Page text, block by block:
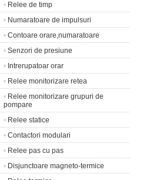
• Relee de timp
• Numaratoare de impulsuri
• Contoare orare,numaratoare
• Senzori de presiune
• Intrerupatoar orar
• Relee monitorizare retea
• Relee monitorizare grupuri de
pompare
• Relee statice
• Contactori modulari
• Relee pas cu pas
• Disjunctoare magneto-termice